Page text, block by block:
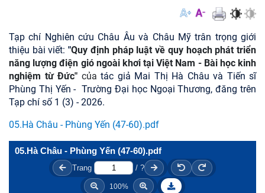
Tạp chí Nghiên cứu Châu Âu và Châu Mỹ trân trọng giới
thiệu bài viết:"Quy định pháp luật về quy hoạchphát triển
năng lượng điện gió ngoài khơi tại Việt Nam -Bài học kinh
nghiệm từ Đức" của tác giả Mai Thị Hà Châu và Tiến sĩ
Phùng Thị Yến- Trường Đại học Ngoại Thương, đăng trên
Tạp chí số 1 (3) - 2026.
05.Hà Châu - Phùng Yến (47-60).pdf